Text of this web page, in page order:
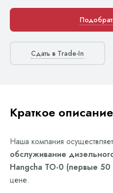
Сдать в Trade-In
Краткое
Наша компания осуществляет
обслуживание
Hangcha ТО-0 (первые 50
цене.